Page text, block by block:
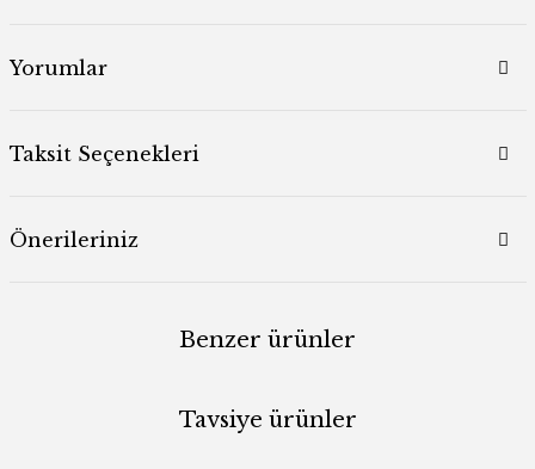
Yorumlar
Taksit Seçenekleri
Önerileriniz
Benzer ürünler
Tavsiye ürünler